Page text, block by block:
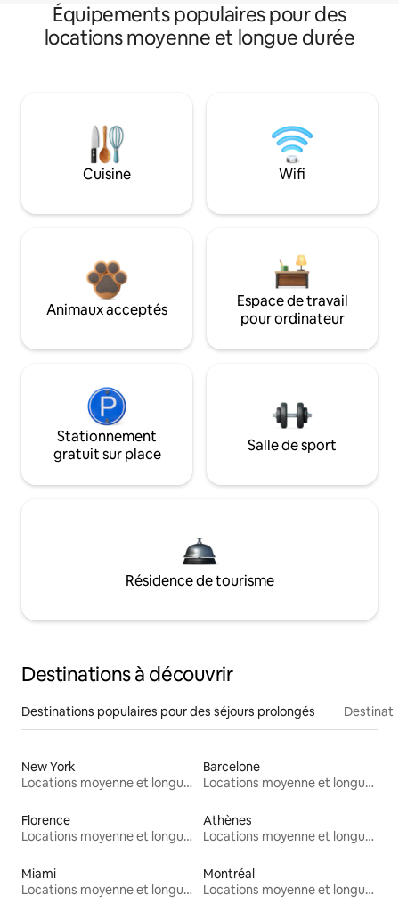
Équipements populaires pour des
locations moyenne et longue durée
Cuisine Wifi
Animaux acceptés
Espace de travail
pour ordinateur
Stationnement
gratuit sur place
Salle de sport
Résidence de tourisme
Destinations à découvrir
Destinations populaires pour des séjours prolongés
New York
Locations moyenne et longue durée
Barcelone
Locations moyenne et longue durée
Florence
Locations moyenne et longue durée
Athènes
Locations moyenne et longue durée
Miami
Locations moyenne et longue durée
Montréal
Locations moyenne et longue durée